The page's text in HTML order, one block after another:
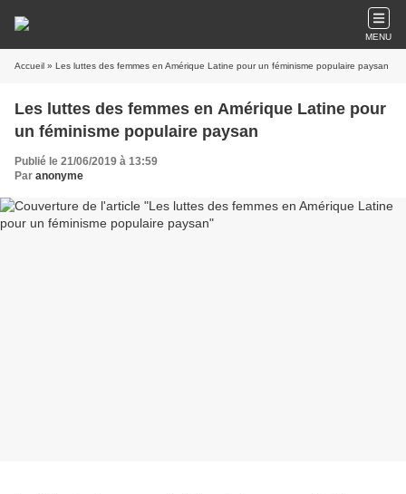
MENU
Accueil » Les luttes des femmes en Amérique Latine pour un féminisme populaire paysan
Les luttes des femmes en Amérique Latine pour
un féminisme populaire paysan
Publié le 21/06/2019 à 13:59
Par anonyme